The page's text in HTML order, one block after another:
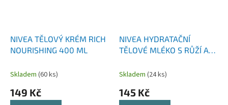
NIVEA TĚLOVÝ KRÉM RICH
NOURISHING 400 ML
Skladem (60 ks)
149 Kč
NIVEA HYDRATAČNÍ
TĚLOVÉ MLÉKO S RŮŽÍ A
ML PUMPA
Skladem (24 ks)
145 Kč